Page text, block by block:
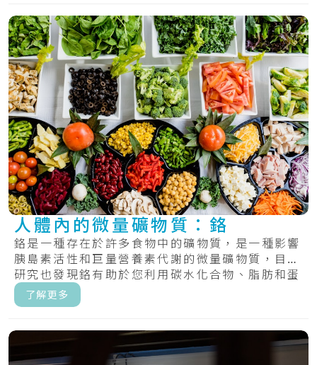
人體內的微量礦物質：鉻
鉻是一種存在於許多食物中的礦物質，是一種影響
胰島素活性和巨量營養素代謝的微量礦物質，目前
研究也發現鉻有助於您利用碳水化合物、脂肪和蛋
白質.....
了解更多